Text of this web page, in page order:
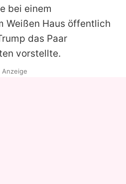
bei einem
Weißen Haus öffentlich
das Paar
vorstellte.
Anzeige